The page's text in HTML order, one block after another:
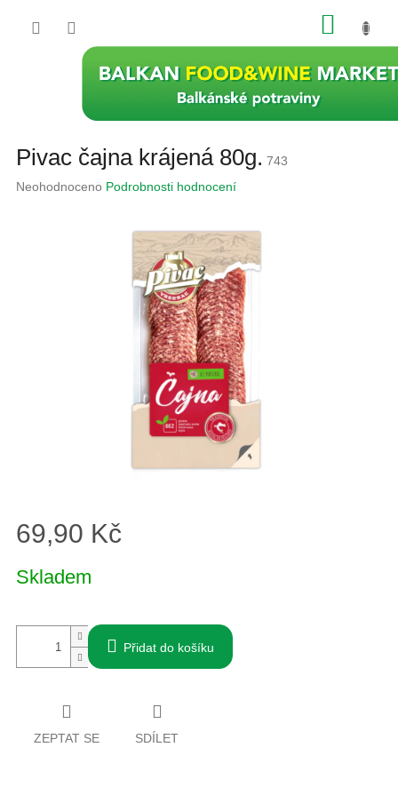
KOŠÍK
Pivac čajna krájená 80g. 743
Průměrné
Neohodnoceno Podrobnosti hodnocení
69,90 Kč
cena:
Skladem
Přidat do košíku
ZEPTAT SE SDÍLET